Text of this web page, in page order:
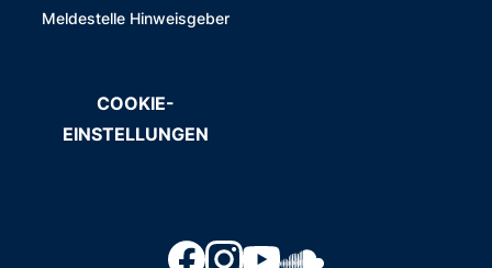
Meldestelle Hinweisgeber
COOKIE-
EINSTELLUNGEN